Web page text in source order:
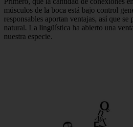
músculos de la boca está bajo control
responsables aportan ventajas, así que se
natural. La lingüística ha abierto una
nuestra especie.